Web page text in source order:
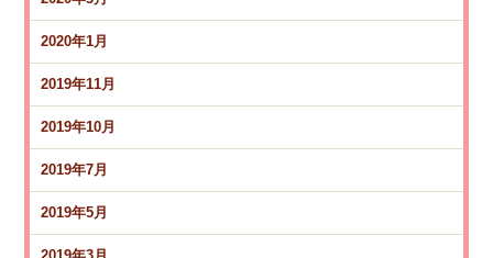
2020年1月
2019年11月
2019年10月
2019年7月
2019年5月